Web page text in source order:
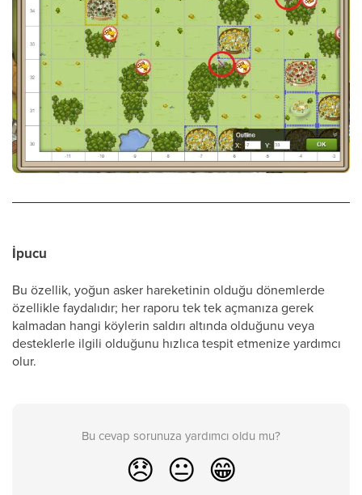
İpucu
Bu özellik, yoğun asker hareketinin olduğu dönemlerde
özellikle faydalıdır; her raporu tek tek açmanıza gerek
kalmadan hangi köylerin saldırı altında olduğunu veya
desteklerle ilgili olduğunu hızlıca tespit etmenize yardımcı
olur.
Bu cevap sorunuza yardımcı oldu mu?
😞 😐 😁